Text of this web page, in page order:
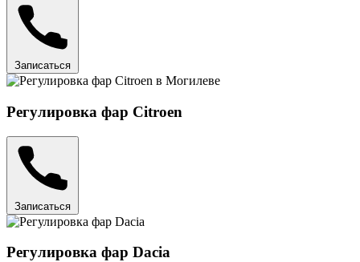
Записаться
Регулировка фар Citroen
Записаться
Регулировка фар Dacia